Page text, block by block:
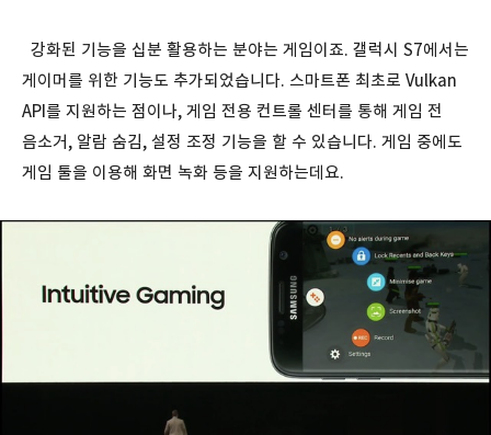
강화된 기능을 십분 활용하는 분야는 게임이죠. 갤럭시 S7에서는
게이머를 위한 기능도 추가되었습니다. 스마트폰 최초로 Vulkan
API를 지원하는 점이나, 게임 전용 컨트롤 센터를 통해 게임 전
음소거, 알람 숨김, 설정 조정 기능을 할 수 있습니다. 게임 중에도
게임 툴을 이용해 화면 녹화 등을 지원하는데요.